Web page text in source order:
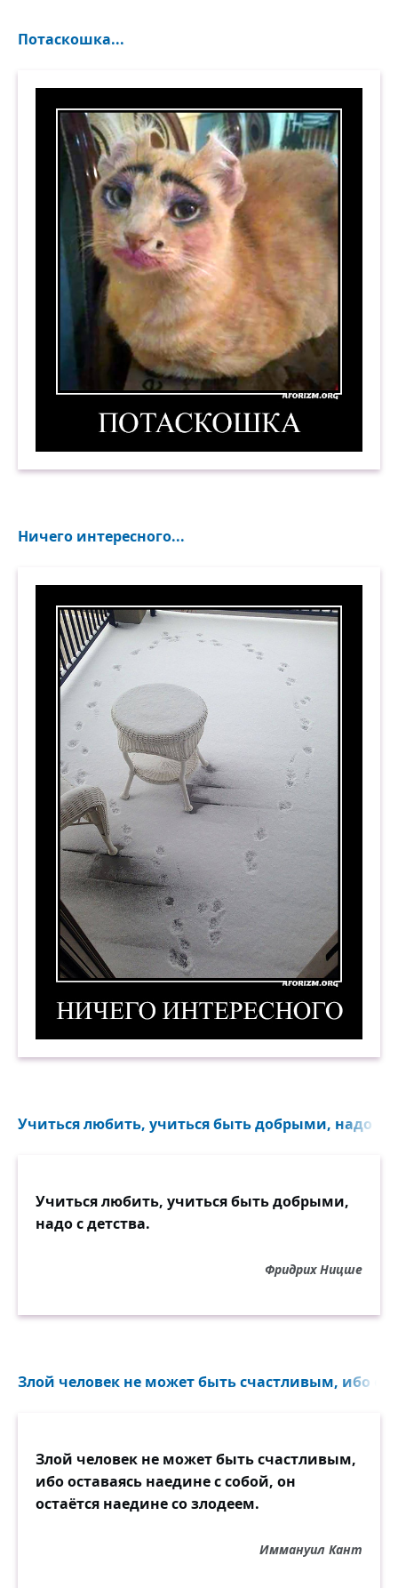
Потаскошка...
Ничего интересного...
Учиться любить, учиться быть добрыми, надо с
Учиться любить, учиться быть добрыми,
надо с детства.
Фридрих Ницше
Злой человек не может быть счастливым, ибо
Злой человек не может быть счастливым,
ибо оставаясь наедине с собой, он
остаётся наедине со злодеем.
Иммануил Кант